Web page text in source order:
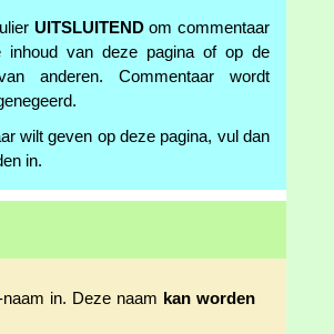
UITSLUITENDom commentaar
inhoud van deze pagina of op de
anderen. Commentaar wordt
wilt geven op deze pagina, vul dan
in.
in. Deze naam kan worden